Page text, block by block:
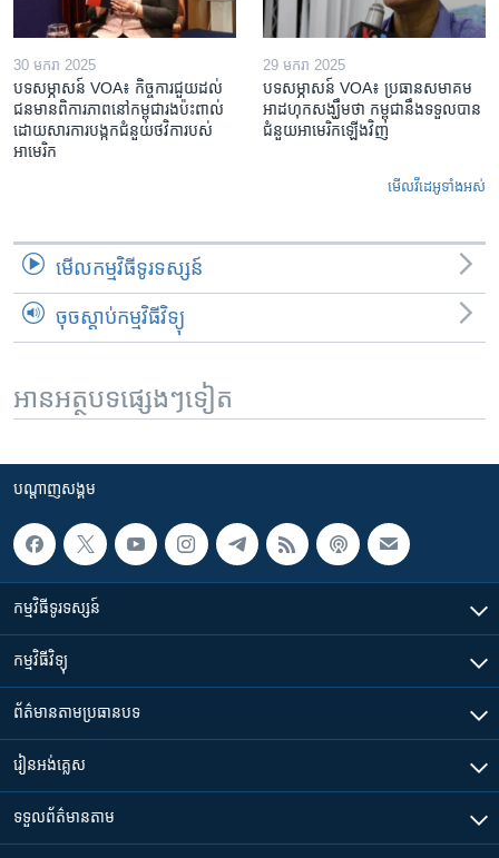
30 មករា 2025
បទសម្ភាសន៍ VOA៖ កិច្ចការ​ជួយ​ដល់​
ជន​មាន​ពិការភាព​នៅកម្ពុជា​រង​ប៉ះពាល់​
ដោយសារ​ការ​បង្កក​ជំនួយ​ថវិកា​របស់​
អាមេរិក
29 មករា 2025
បទសម្ភាសន៍ VOA៖ ប្រធាន​សមាគម​
អាដហុក​សង្ឃឹម​ថា កម្ពុជា​នឹង​ទទួល​បាន​
ជំនួយ​អាមេរិក​ឡើងវិញ
មើល​វីដេអូ​ទាំង​អស់
មើល​កម្មវិធី​ទូរទស្សន៍
ចុចស្តាប់កម្មវិធីវិទ្យុ
អានអត្ថបទផ្សេងៗទៀត
បណ្តាញ​សង្គម
កម្មវិធី​ទូរទស្សន៍
កម្មវិធី​វិទ្យុ
ព័ត៌មាន​តាមប្រធានបទ​
រៀន​​អង់គ្លេស
ទទួល​ព័ត៌មាន​តាម